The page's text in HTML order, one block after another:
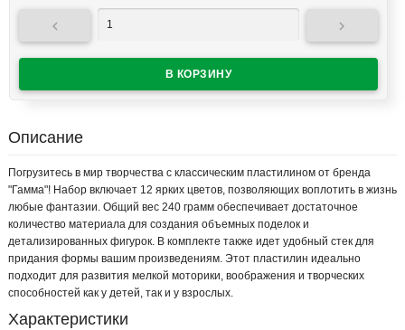
 
Описание
Погрузитесь в мир творчества с классическим пластилином от бренда
"Гамма"! Набор включает 12 ярких цветов, позволяющих воплотить в жизнь
любые фантазии. Общий вес 240 грамм обеспечивает достаточное
количество материала для создания объемных поделок и
детализированных фигурок. В комплекте также идет удобный стек для
придания формы вашим произведениям. Этот пластилин идеально
подходит для развития мелкой моторики, воображения и творческих
способностей как у детей, так и у взрослых.
Характеристики